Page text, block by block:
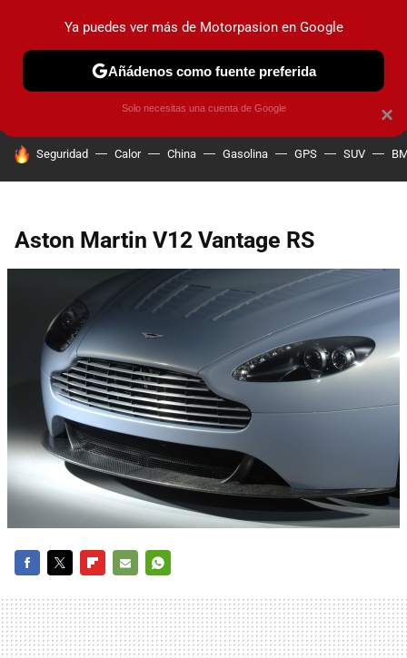
PRUEBAS COCHES ELÉCTRICOS OBSERVATORIO
HOY SE HABLA DE
Seguridad Calor China Gasolina GPS SUV
Aston Martin V12 Vantage RS
MAIL
×
Ya puedes ver más de Motorpasion en Google
Añádenos como fuente preferida
Solo necesitas una cuenta de Google